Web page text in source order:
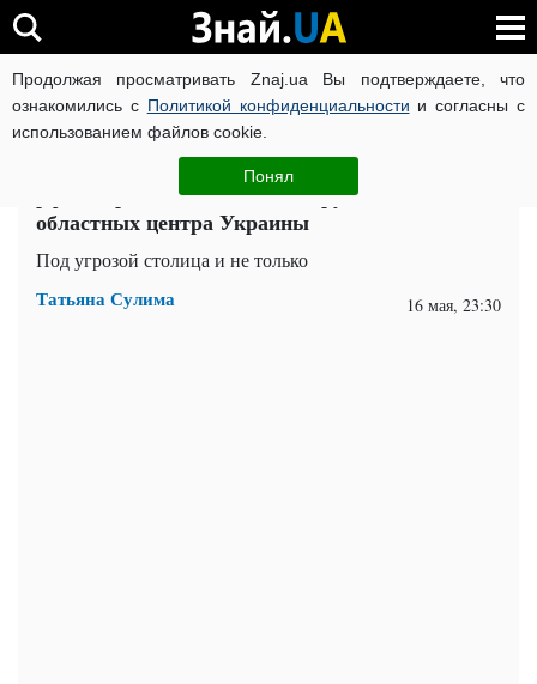
Продолжая просматривать Znaj.ua Вы подтверждаете, что
ознакомились с Политикой конфиденциальности и согласны с
использованием файлов cookie.
Понял
ВОЙНА РОССИИ ПРОТИВ УКРАИНЫ КОРОНАВИРУС В
ЧИТАТИ УКРАЇНСЬКОЮ
рф намерена захватить два крупнейших
областных центра Украины
Под угрозой столица и не только
Татьяна Сулима 16 мая, 23:30